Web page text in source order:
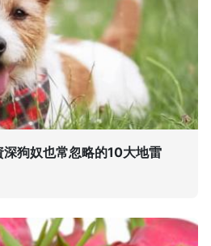
狗奴也常忽略的10大地雷